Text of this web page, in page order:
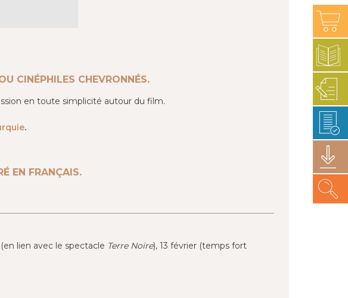
CINÉPHILES CHEVRONNÉS.
en toute simplicité autour du film.
.
EN FRANÇAIS.
lien avec le spectacle Terre Noire), 13 février (temps fort